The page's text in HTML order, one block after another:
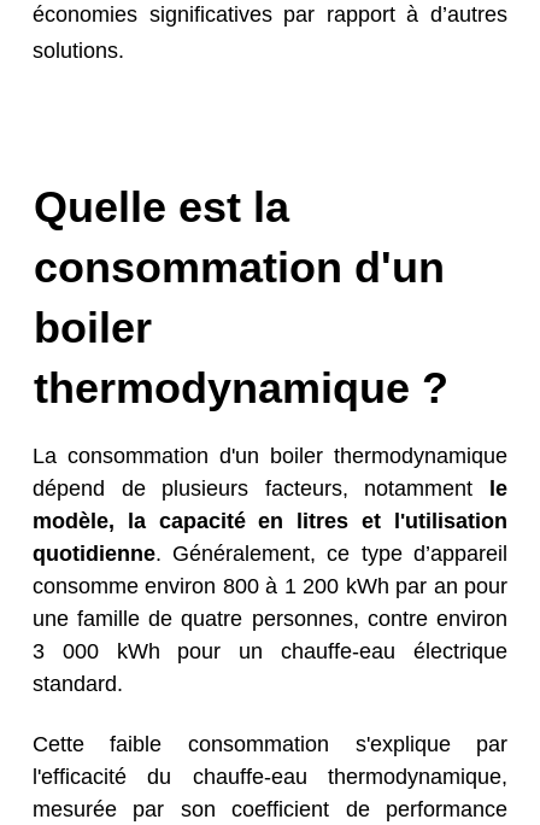
économies significatives par rapport à d’autres
solutions.
Quelle est la
consommation d'un
boiler
thermodynamique ?
La consommation d'un boiler thermodynamique
dépend de plusieurs facteurs, notamment le
modèle, la capacité en litres et l'utilisation
quotidienne. Généralement, ce type d’appareil
consomme environ 800 à 1 200 kWh par an pour
une famille de quatre personnes, contre environ
3 000 kWh pour un chauffe-eau électrique
standard.
Cette faible consommation s'explique par
l'efficacité du chauffe-eau thermodynamique,
mesurée par son coefficient de performance